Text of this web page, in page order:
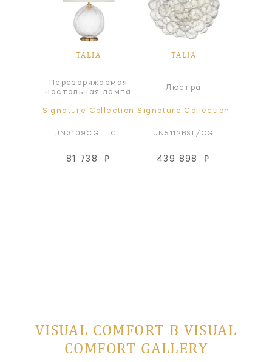
TALIA
Перезаряжаемая
настольная лампа
Signature Collection
JN3109CG-L-CL
81 738 ₽
TALIA
Люстра
Signature Collection
JN5112BSL/CG
439 898 ₽
VISUAL COMFORT В VISUAL
COMFORT GALLERY